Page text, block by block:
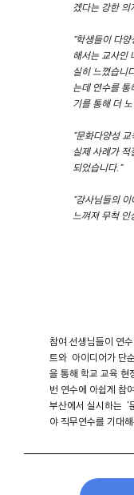
겠다는 강한 의
"학생들이 다
해서는 교사인
실히 느꼈습니
는데 연수를 통
기를 통해 더
"문화다양성
실제 사례가
되었습니다."
"강사님들의
느껴져 무척 인
참여 선생님들이 연
트와 아이디어가 단
을 통해 학교 교육 현
번 연수에 아쉽게 참
부산에서 실시하는 '
야 직무연수를 기대